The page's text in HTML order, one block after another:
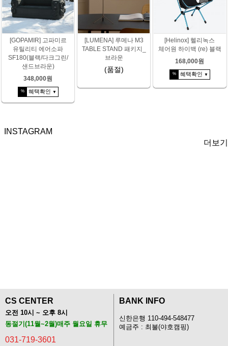
[GOPAMIR] 고파미르
유틸리티 에어소파
SF180(블랙/다크그린/
샌드브라운)
348,000원
% 혜택확인 ▼
[LUMENA] 루메나 M3
TABLE STAND 패키지_
브라운
(품절)
[Helinox] 헬리녹스
체어원 하이백 (re) 블랙
168,000원
% 혜택확인 ▼
INSTAGRAM
더보기
CS CENTER
오전 10시 ~ 오후 8시
동절기(11월~2월)매주 월요일 휴무
031-719-3601
BANK INFO
신한은행 110-494-548477
예금주 : 최불(야호캠핑)